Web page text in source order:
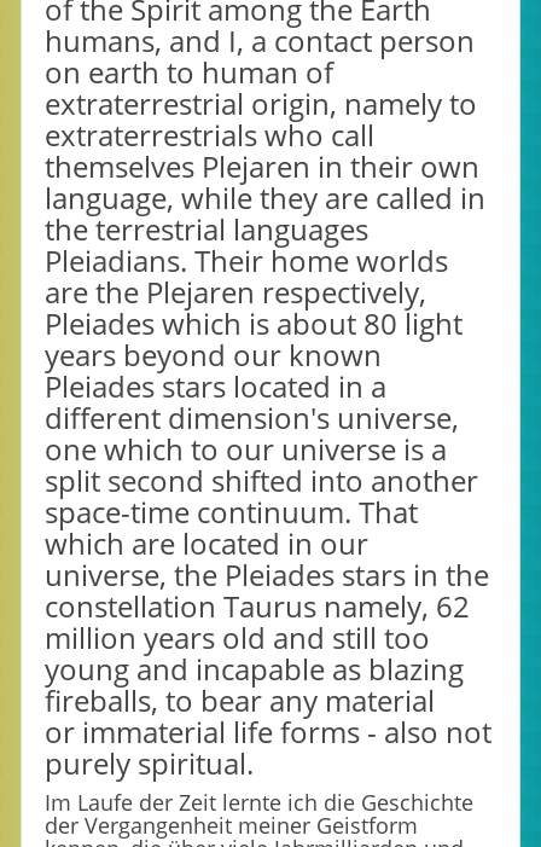
of the Spirit among the Earth
humans, and I, a contact person
on earth to human of
extraterrestrial origin, namely to
extraterrestrials who call
themselves Plejaren in their own
language, while they are called in
the terrestrial languages
Pleiadians. Their home worlds
are the Plejaren respectively,
Pleiades which is about 80 light
years beyond our known
Pleiades stars located in a
different dimension's universe,
one which to our universe is a
split second shifted into another
space-time continuum. That
which are located in our
universe, the Pleiades stars in the
constellation Taurus namely, 62
million years old and still too
young and incapable as blazing
fireballs, to bear any material
or immaterial life forms - also not
purely spiritual.
Im Laufe der Zeit lernte ich die Geschichte
der Vergangenheit meiner Geistform